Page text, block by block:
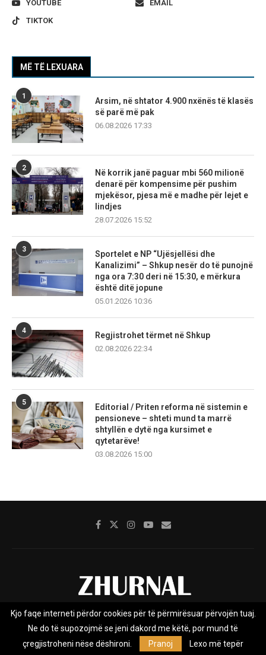
YOUTUBE
EMAIL
TIKTOK
MË TË LEXUARA
1
Arsim, në shtator 4.900 nxënës të klasës
së parë më pak
06.08.2026 17:33
2
Në korrik janë paguar mbi 560 milionë
denarë për kompensime për pushim
mjekësor, pjesa më e madhe për lejet e
lindjes
28.07.2026 15:52
3
Sportelet e NP “Ujësjellësi dhe
Kanalizimi” – Shkup nesër do të punojnë
nga ora 7:30 deri në 15:30, e mërkura
është ditë jopune
05.01.2026 10:36
4
Regjistrohet tërmet në Shkup
02.08.2026 22:34
5
Editorial / Priten reforma në sistemin e
pensioneve – shteti mund ta marrë
shtyllën e dytë nga kursimet e
qytetarëve!
03.08.2026 15:00
Rreth nesh Impresumi Marketing
Privacy Policy
Kjo faqe interneti përdor cookies për të përmirësuar përvojën tuaj.
Ne do të supozojmë se jeni dakord me këtë, por mund të
çregjistroheni nëse dëshironi.
Pranoj Lexo më tepër